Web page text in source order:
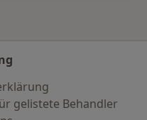
gelistete Behandler